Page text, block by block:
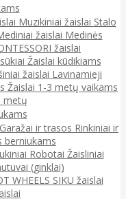
Muzikiniai žaislai Stalo
žaislai Medinės
žaislai
Žaislai kūdikiams
žaislai Lavinamieji
Žaislai 1-3 metų vaikams
metų
Garažai ir trasos Rinkiniai ir
berniukams
Robotai Žaisliniai
(ginklai)
WHEELS SIKU žaislai